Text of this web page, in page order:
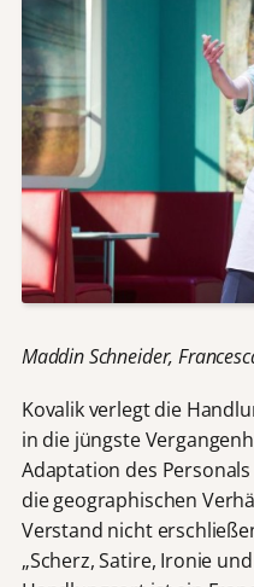
Maddin Schneider,
Kovalik verlegt die
in die jüngste
Adaptation des
die geographischen
Verstand nicht
„Scherz, Satire, Ironie